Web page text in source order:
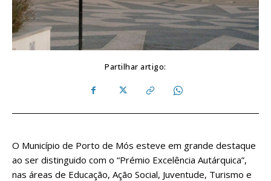
Partilhar artigo:
O Município de Porto de Mós esteve em grande destaque
ao ser distinguido com o “Prémio Excelência Autárquica”,
nas áreas de Educação, Ação Social, Juventude, Turismo e